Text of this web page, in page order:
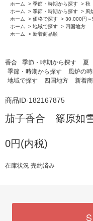
ホーム
> 季節・時期から探す > 秋
ホーム
> 季節・時期から探す > 風
ホーム
> 価格で探す > 30,000円
ホーム
> 地域で探す > 四国地方
ホーム
> 新着商品順
香合 季節・時期から探す 夏
季節・時期から探す
風炉の
地域で探す
四国地方 新着
商品ID-182167875
茄子香合 篠原如
0円(内税)
在庫状況 売約済み